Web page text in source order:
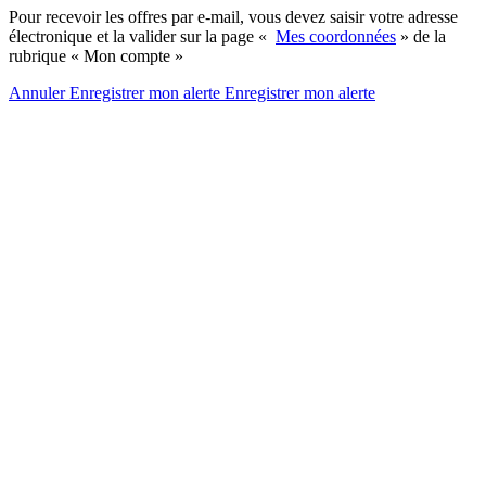
Pour recevoir les offres par e-mail, vous devez saisir votre adresse
électronique et la valider sur la page « Mes coordonnées » de la
rubrique « Mon compte »
AnnulerEnregistrer mon alerte Enregistrermon alerte